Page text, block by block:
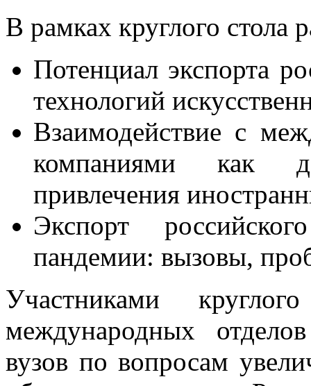
В рамках круглого стола
Потенциал экспорта
технологий
Взаимодействие с
компаниями как
привлечения
Экспорт
пандемии: вызовы,
Участниками
международных
вузов по вопросам